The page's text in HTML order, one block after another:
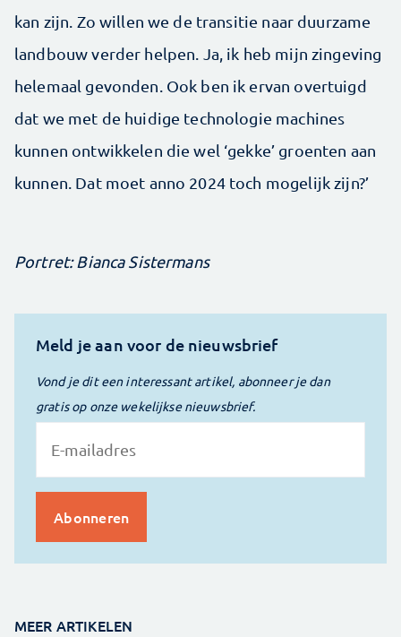
kan zijn. Zo willen we de transitie naar duurzame
landbouw verder helpen. Ja, ik heb mijn zingeving
helemaal gevonden. Ook ben ik ervan overtuigd
dat we met de huidige technologie machines
kunnen ontwikkelen die wel ‘gekke’ groenten aan
kunnen. Dat moet anno 2024 toch mogelijk zijn?’
Portret: Bianca Sistermans
Meld je aan voor de nieuwsbrief
Vond je dit een interessant artikel, abonneer je dan
gratis op onze wekelijkse nieuwsbrief.
MEER ARTIKELEN